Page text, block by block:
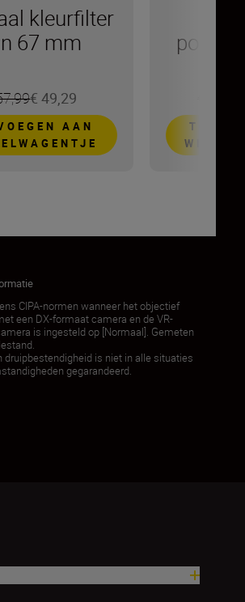
kleurfilter
67 mm
€ 49,29
AAN
CIPA-normen wanneer het objectief
een DX-formaat camera en de VR-
is ingesteld op [Normaal]. Gemeten
druipbestendigheid is niet in alle situaties
gegarandeerd.